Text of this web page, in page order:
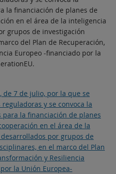
la financiación de planes de
en el área de la inteligencia
grupos de investigación
del Plan de Recuperación,
Europeo -financiado por la
de 7 de julio, por la que se
y se convoca la
para la financiación de planes
en el área de la
por grupos de
en el marco del Plan
y Resiliencia
la Unión Europea-